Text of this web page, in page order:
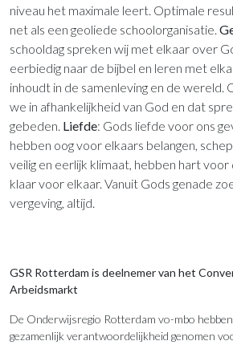
niveau het maximale leert. Optimale
net als een geoliede schoolorganisatie.
schooldag spreken wij met elkaar over
eerbiedig naar de bijbel en leren met
inhoudt in de samenleving en de wereld.
we in afhankelijkheid van God en dat
gebeden. Liefde: Gods liefde voor ons
hebben oog voor elkaars belangen,
veilig en eerlijk klimaat, hebben hart voor
klaar voor elkaar. Vanuit Gods genade
vergeving, altijd.
GSR Rotterdam is deelnemer van het
Arbeidsmarkt
De Onderwijsregio Rotterdam vo-mbo
gezamenlijk verantwoordelijkheid genomen